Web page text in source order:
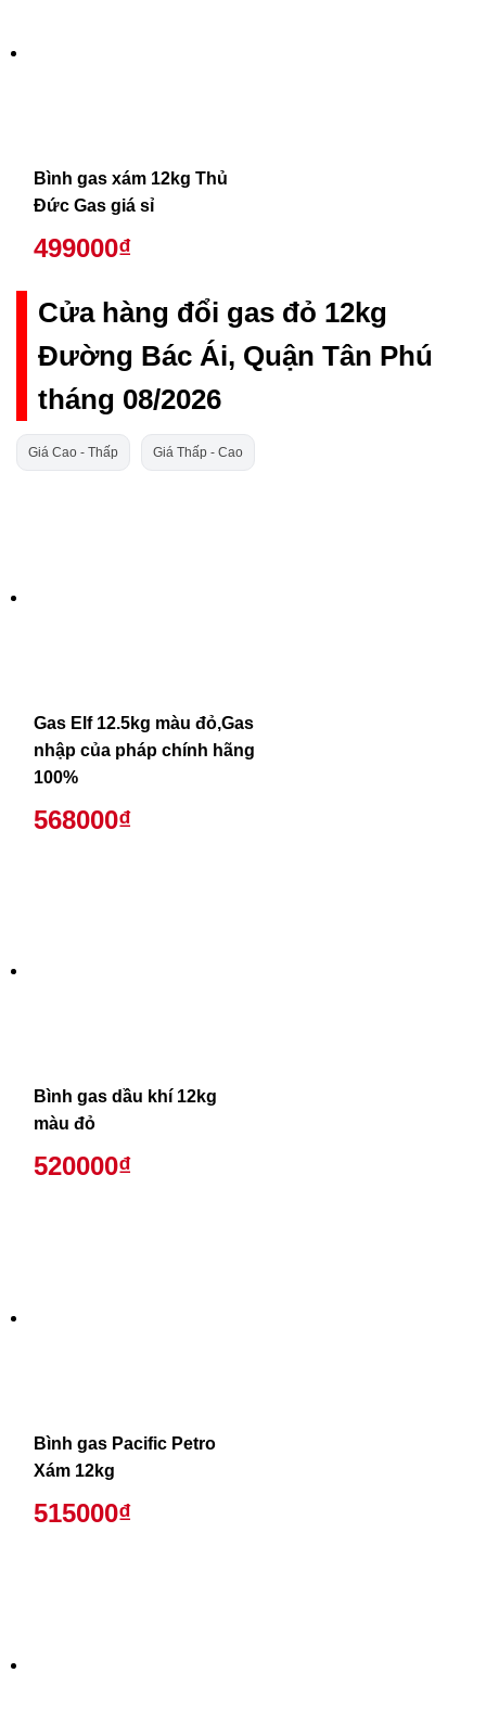
Bình gas xám 12kg Thủ
Đức Gas giá sỉ
499000₫
Cửa hàng đổi gas đỏ 12kg
Đường Bác Ái, Quận Tân Phú
tháng 08/2026
Giá Cao - Thấp Giá Thấp - Cao
Gas Elf 12.5kg màu đỏ,Gas
nhập của pháp chính hãng
100%
568000₫
Bình gas dầu khí 12kg
màu đỏ
520000₫
Bình gas Pacific Petro
Xám 12kg
515000₫